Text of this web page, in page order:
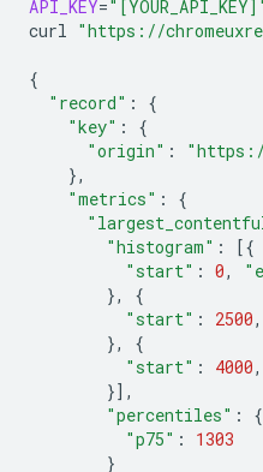
API_KEY=
curl "https://
{
"record" :
{
"key" :
{
"origin" :
}
"metrics" :
{
"histogram" :
[{
"start" : 0,
},
{
"start" : 2500,
},
{
"start" : 4000,
}]
"percentiles" :
{
"p75" :
1303
}